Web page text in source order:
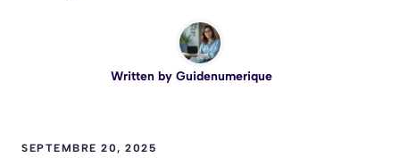
Written by Guidenumerique
SEPTEMBRE 20, 2025